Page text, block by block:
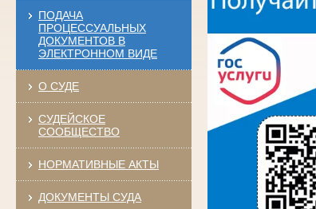
ПОДАЧА
ПРОЦЕССУАЛЬНЫХ
ДОКУМЕНТОВ В
ЭЛЕКТРОННОМ ВИДЕ
О СУДЕ
СУДЕЙСКОЕ
СООБЩЕСТВО
НОРМАТИВНЫЕ АКТЫ
ДОКУМЕНТЫ СУДА